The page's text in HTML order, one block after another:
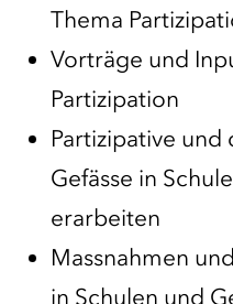
Thema
Vorträge und
Partizipation
Partizipative
Gefässe in
erarbeiten
Massnahmen
in Schulen und